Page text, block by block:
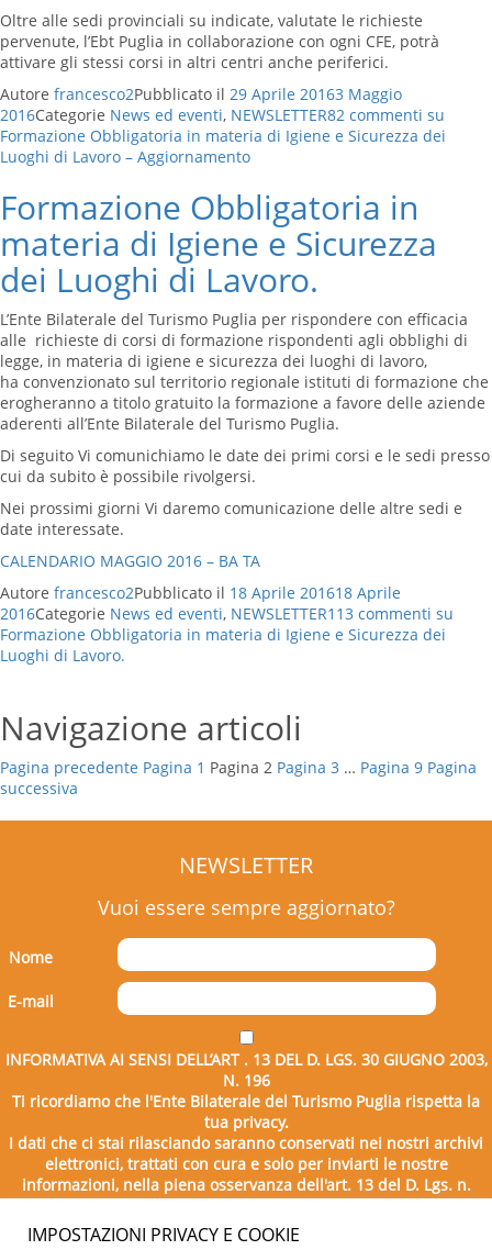
Oltre alle sedi provinciali su indicate, valutate le richieste
pervenute, l’Ebt Puglia in collaborazione con ogni CFE, potrà
attivare gli stessi corsi in altri centri anche periferici.
Autore francesco2Pubblicato il 29 Aprile 20163 Maggio
2016Categorie News ed eventi, NEWSLETTER82 commenti su
Formazione Obbligatoria in materia di Igiene e Sicurezza dei
Luoghi di Lavoro – Aggiornamento
Formazione Obbligatoria in
materia di Igiene e Sicurezza
dei Luoghi di Lavoro.
L’Ente Bilaterale del Turismo Puglia per rispondere con efficacia
alle richieste di corsi di formazione rispondenti agli obblighi di
legge, in materia di igiene e sicurezza dei luoghi di lavoro,
ha convenzionato sul territorio regionale istituti di formazione che
erogheranno a titolo gratuito la formazione a favore delle aziende
aderenti all’Ente Bilaterale del Turismo Puglia.
Di seguito Vi comunichiamo le date dei primi corsi e le sedi presso
cui da subito è possibile rivolgersi.
Nei prossimi giorni Vi daremo comunicazione delle altre sedi e
date interessate.
CALENDARIO MAGGIO 2016 – BA TA
Autore francesco2Pubblicato il 18 Aprile 201618 Aprile
2016Categorie News ed eventi, NEWSLETTER113 commenti su
Formazione Obbligatoria in materia di Igiene e Sicurezza dei
Luoghi di Lavoro.
Navigazione articoli
Pagina precedente Pagina 1 Pagina 2 Pagina 3 … Pagina 9 Pagina
successiva
NEWSLETTER
Vuoi essere sempre aggiornato?
Nome
E-mail
INFORMATIVA AI SENSI DELL’ART . 13 DEL D. LGS. 30 GIUGNO 2003,
N. 196
Ti ricordiamo che l'Ente Bilaterale del Turismo Puglia rispetta la
tua privacy.
I dati che ci stai rilasciando saranno conservati nei nostri archivi
elettronici, trattati con cura e solo per inviarti le nostre
informazioni, nella piena osservanza dell'art. 13 del D. Lgs. n.
196/2003.
IMPOSTAZIONI PRIVACY E COOKIE